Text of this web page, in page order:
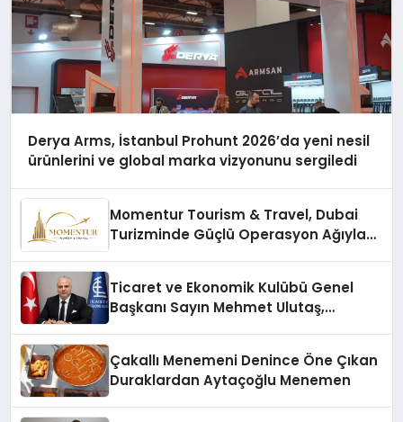
Derya Arms, İstanbul Prohunt 2026’da yeni nesil
ürünlerini ve global marka vizyonunu sergiledi
Momentur Tourism & Travel, Dubai
Turizminde Güçlü Operasyon Ağıyla
Ticaret ve Ekonomik Kulübü Genel
Başkanı Sayın Mehmet Ulutaş,
Çakallı Menemeni Denince Öne Çıkan
Duraklardan Aytaçoğlu Menemen